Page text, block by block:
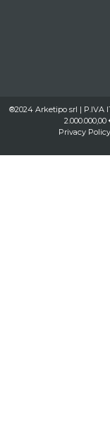
®2024 Arketipo srl | P.IVA
Privacy Policy